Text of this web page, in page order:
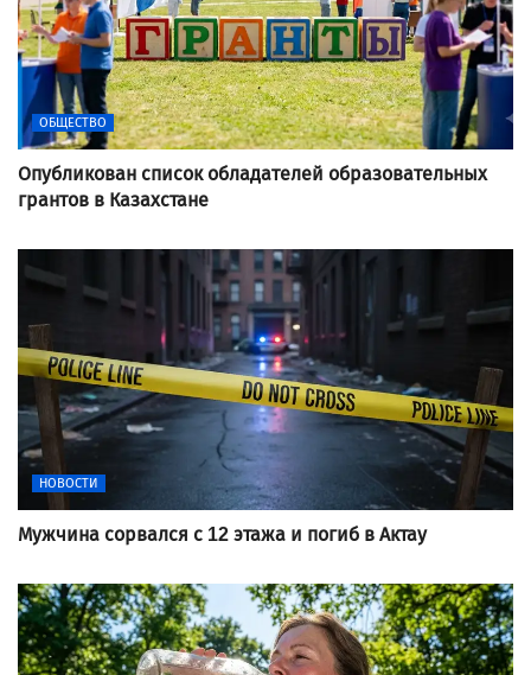
ОБЩЕСТВО
Опубликован список обладателей образовательных
грантов в Казахстане
НОВОСТИ
Мужчина сорвался с 12 этажа и погиб в Актау